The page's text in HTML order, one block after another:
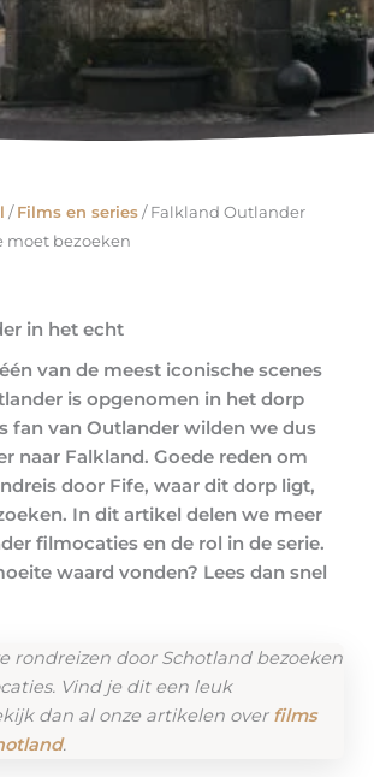
/Films en series/Falkland Outlander
moet bezoeken
in het echt
van de meest iconische scenes
is opgenomen in het dorp
fan van Outlander wilden we dus
naar Falkland. Goede reden om
door Fife, waar dit dorp ligt,
In dit artikel delen we meer
filmocaties en de rol in de serie.
waard vonden? Lees dan snel
rondreizen door Schotland bezoeken
Vind je dit een leuk
dan al onze artikelen over films
.